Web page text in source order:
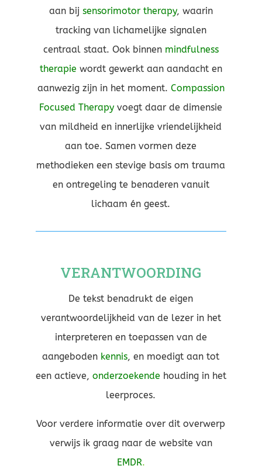
aan bij sensorimotor therapy, waarin
tracking van lichamelijke signalen
centraal staat. Ook binnen mindfulness
therapie wordt gewerkt aan aandacht en
aanwezig zijn in het moment. Compassion
Focused Therapyvoegt daar de dimensie
van mildheid en innerlijke vriendelijkheid
aan toe. Samen vormen deze
methodieken een stevige basis om trauma
en ontregeling te benaderen vanuit
lichaam én geest.
VERANTWOORDING
De tekst benadrukt de eigen
verantwoordelijkheid van de lezer in het
interpreteren en toepassen van de
aangeboden kennis, en moedigt aan tot
een actieve, onderzoekende houding in het
leerproces.
Voor verdere informatie over dit overwerp
verwijs ik graag naar de website van
EMDR.